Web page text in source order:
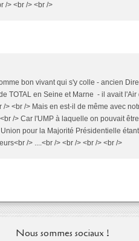
/> <br /> <br />
bon vivant qui s'y colle - ancien
TOTAL en Seine et Marne - il avait l'Air
> <br /> Mais en est-il de même avec
/> Car l'UMP à laquelle on pouvait
pour la Majorité Présidentielle étant
/> ....<br /> <br /> <br /> <br />
Nous sommes sociaux !